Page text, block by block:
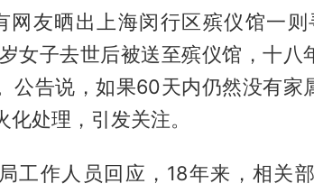
网友晒出上海闵行区殡仪馆一
女子去世后被送至殡仪馆，十八
公告说，如果60天内仍然没有家
化处理，引发关注。
工作人员回应，18年来，相关